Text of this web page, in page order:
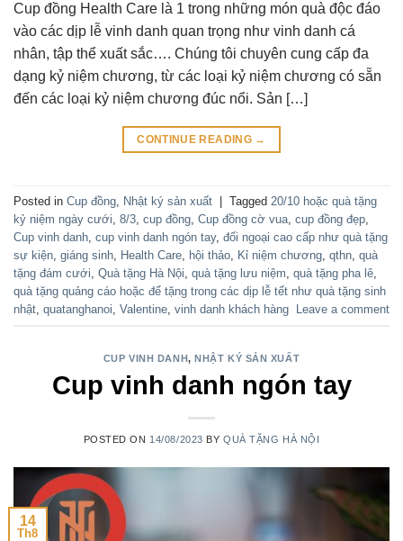
Cup đồng Health Care là 1 trong những món quà độc đáo
vào các dịp lễ vinh danh quan trọng như vinh danh cá
nhân, tập thể xuất sắc…. Chúng tôi chuyên cung cấp đa
dạng kỷ niệm chương, từ các loại kỷ niệm chương có sẵn
đến các loại kỷ niệm chương đúc nổi. Sản […]
CONTINUE READING →
Posted in Cup đồng Nhật ký sản xuất | Tagged 20/10 hoặc quà tặng
kỷ niệm ngày cưới 8/3 cup đồng Cup đồng cờ vua cup đồng đẹp
Cup vinh danh cup vinh danh ngón tay, đối ngoại cao cấp như quà tặng
sự kiện giáng sinh Health Care hội thảo Kỉ niệm chương qthn quà
tặng đám cưới Quà tặng Hà Nội quà tặng lưu niệm quà tặng pha lê
quà tặng quảng cáo hoặc để tặng trong các dịp lễ tết như quà tặng sinh
nhật quatanghanoi Valentine vinh danh khách hàng Leave a comment
CUP VINH DANH, NHẬT KÝ SẢN XUẤT
Cup vinh danh ngón tay
POSTED ON 14/08/2023 BYQUÀ TẶNG HÀ NỘI
14
Th8